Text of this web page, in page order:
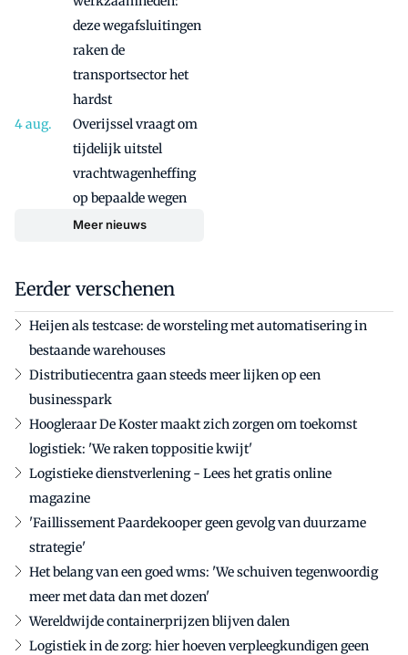
deze wegafsluitingen
raken de
transportsector het
hardst
Overijssel vraagt om
tijdelijk uitstel
vrachtwagenheffing
op bepaalde wegen
Meer nieuws
Eerder verschenen
Heijen als testcase: de worsteling met automatisering in
bestaande warehouses
Distributiecentra gaan steeds meer lijken op een
businesspark
Hoogleraar De Koster maakt zich zorgen om toekomst
logistiek: 'We raken toppositie kwijt'
Logistieke dienstverlening - Lees het gratis online
magazine
'Faillissement Paardekooper geen gevolg van duurzame
strategie'
Het belang van een goed wms: 'We schuiven tegenwoordig
meer met data dan met dozen'
Wereldwijde containerprijzen blijven dalen
Logistiek in de zorg: hier hoeven verpleegkundigen geen